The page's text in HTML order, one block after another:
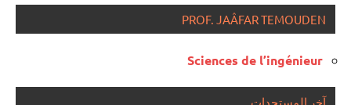
PROF. JAÂFAR TEMOUDEN
Sciences de l’ingénieur
آخر المستجدات